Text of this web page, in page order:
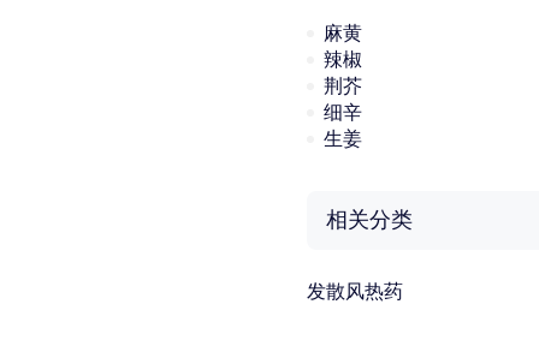
麻黄
辣椒
荆芥
细辛
生姜
相关分类
发散风热药